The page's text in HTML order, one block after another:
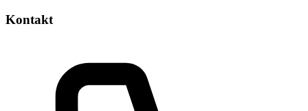
Kontakt